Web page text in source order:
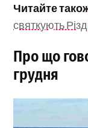
Читайте
святкують
Про що
грудня